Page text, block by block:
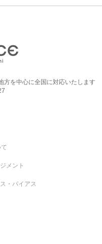
方を中心に全国に対応いたします
メント
・バイアス